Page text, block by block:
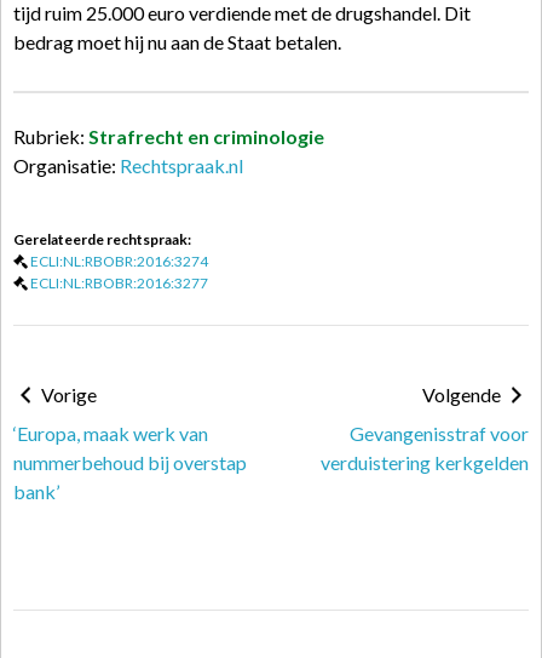
tijd ruim 25.000 euro verdiende met de drugshandel. Dit
bedrag moet hij nu aan de Staat betalen.
Rubriek: Strafrecht en criminologie
Organisatie: Rechtspraak.nl
Gerelateerde rechtspraak:
ECLI:NL:RBOBR:2016:3274
ECLI:NL:RBOBR:2016:3277
Vorige
‘Europa, maak werk van
nummerbehoud bij overstap
bank’
Volgende
Gevangenisstraf voor
verduistering kerkgelden